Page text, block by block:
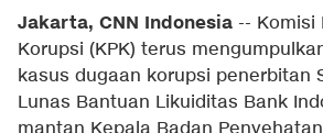
Jakarta, CNN Indonesia -- Komisi
Korupsi (KPK) terus
kasus dugaan korupsi penerbitan
Lunas Bantuan Likuiditas Bank